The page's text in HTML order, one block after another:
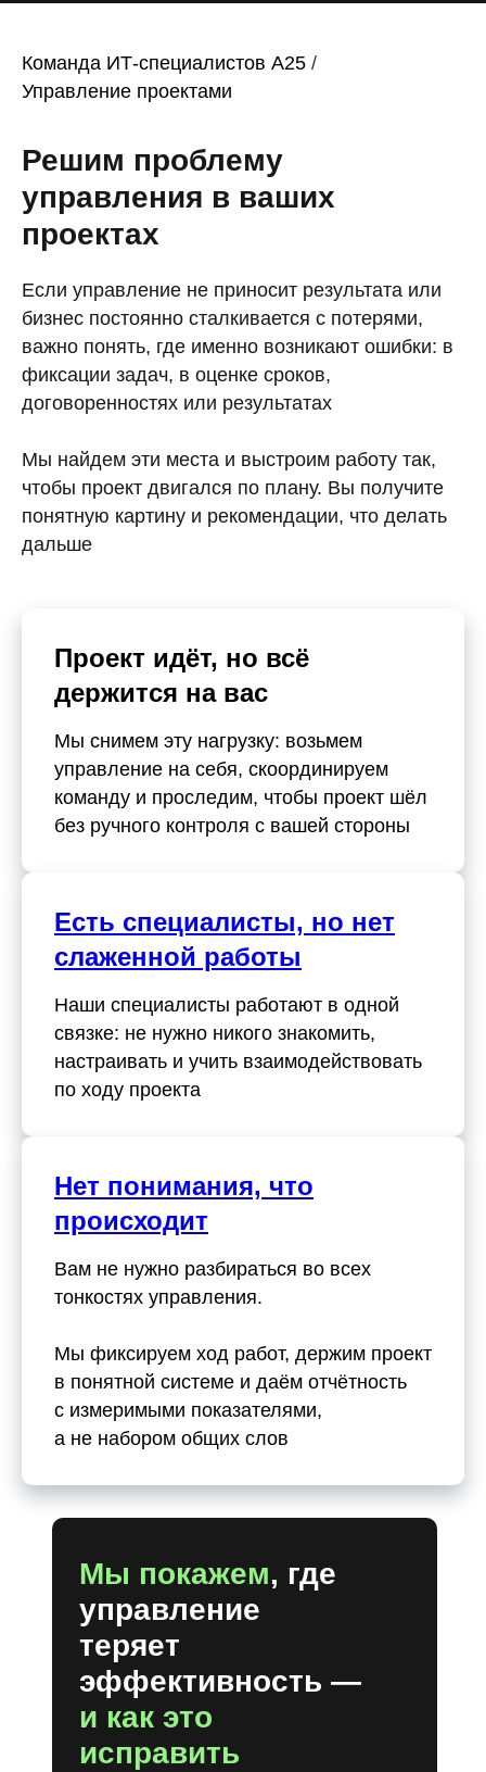
Команда ИТ-специалистов A25 /
Управление проектами
Решим проблему
управления в ваших
проектах
Если управление не приносит результата или
бизнес постоянно сталкивается с потерями,
важно понять, где именно возникают ошибки: в
фиксации задач, в оценке сроков,
договоренностях или результатах
Мы найдем эти места и выстроим работу так,
чтобы проект двигался по плану. Вы получите
понятную картину и рекомендации, что делать
дальше
Проект идёт, но всё
держится на вас
Мы снимем эту нагрузку: возьмем
управление на себя, скоординируем
команду и проследим, чтобы проект шёл
без ручного контроля с вашей стороны
Есть специалисты, но нет
слаженной работы
Наши специалисты работают в одной
связке: не нужно никого знакомить,
настраивать и учить взаимодействовать
по ходу проекта
Нет понимания, что
происходит
Вам не нужно разбираться во всех
тонкостях управления.
Мы фиксируем ход работ, держим проект
в понятной системе и даём отчётность
с измеримыми показателями,
а не набором общих слов
Мы покажем, где
управление
теряет
эффективность —
и как это
исправить